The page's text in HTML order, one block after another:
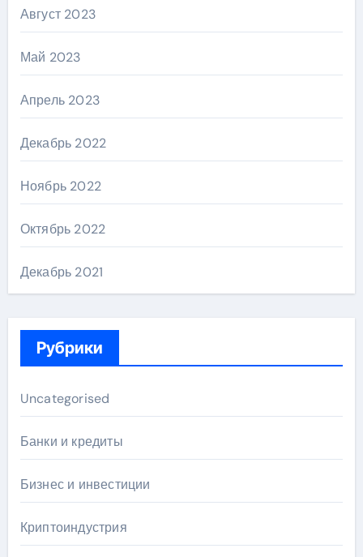
Август 2023
Май 2023
Апрель 2023
Декабрь 2022
Ноябрь 2022
Октябрь 2022
Декабрь 2021
Рубрики
Uncategorised
Банки и кредиты
Бизнес и инвестиции
Криптоиндустрия